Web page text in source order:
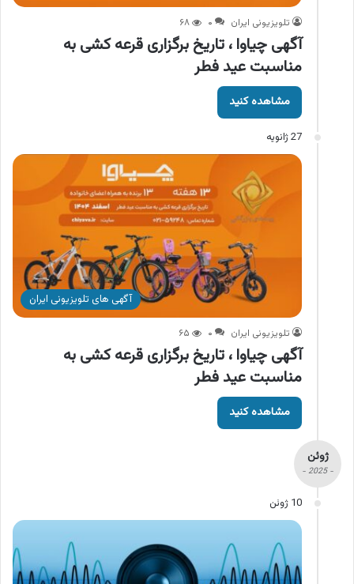
تلویزیونی ایران ۰ ۶۸
آگهی چیاوا ، تاریخ برگزاری قرعه کشی به
مناسبت عید فطر
مشاهده کنید
27 ژانویه
آگهی های تلویزیونی ایران
تلویزیونی ایران ۰ ۶۵
آگهی چیاوا ، تاریخ برگزاری قرعه کشی به
مناسبت عید فطر
مشاهده کنید
ژوئن
- 2025 -
10 ژوئن